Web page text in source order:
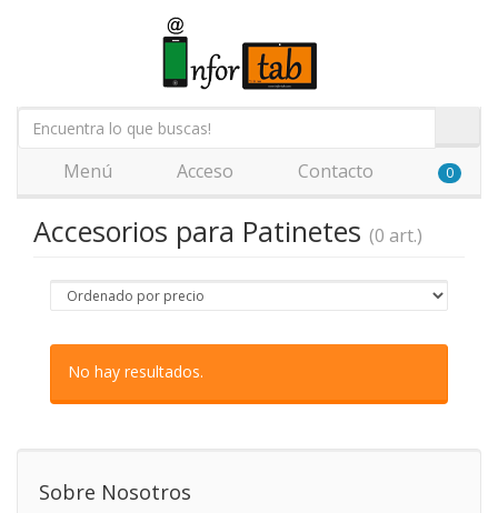
Menú Acceso Contacto 0
Accesorios para Patinetes (0 art.)
No hay resultados.
Sobre Nosotros